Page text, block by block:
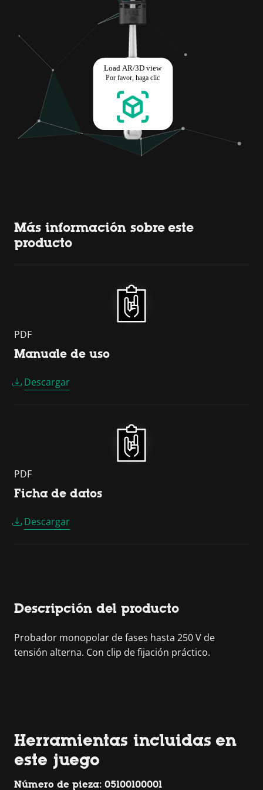
Más información sobre este
producto
PDF
Manuale de uso
Descargar
PDF
Ficha de datos
Descargar
Descripción del producto
Probador monopolar de fases hasta 250 V de
tensión alterna. Con clip de fijación práctico.
Herramientas incluidas en
este juego
Número de pieza: 05100100001